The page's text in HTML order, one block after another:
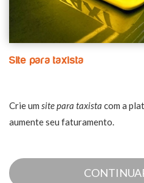
Site para taxista
Crie um site para taxista com a
aumente seu faturamento.